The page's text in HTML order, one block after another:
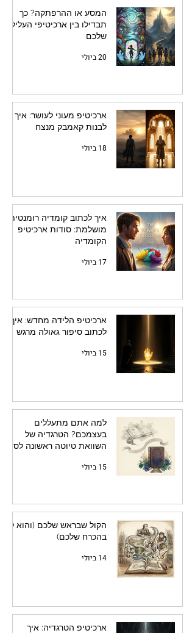
המסע או ההרפתקה? כך
תבדילו בין ארכיטיפי העלילה
שלכם
20 ביולי
ארכיטיפ מעוני לעושר: איך
לבנות קאמבק מנצח
18 ביולי
איך לכתוב קומדיה רומנטית
מושלמת: סודות ארכיטיפ
הקומדיה
17 ביולי
ארכיטיפ הלידה מחדש: איך
לכתוב סיפור גאולה מרגש
15 ביולי
למה אתם מתעללים
בעצמכם? הטרגדיה של
השוואת טיוטה ראשונה לספר
15 ביולי
הקול שבראש שלכם (והוא לא
בהכרח שלכם)
14 ביולי
ארכיטיפ הטרגדיה: איך